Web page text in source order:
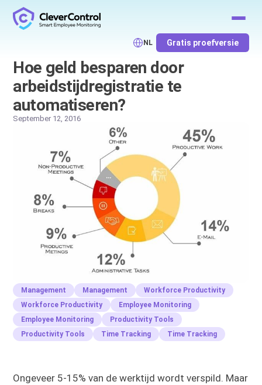
NL Gratis proefversie
Hoe geld besparen door
arbeidstijdregistratie te
automatiseren?
September 12, 2016
Management Management
Workforce Productivity
Workforce Productivity
Employee Monitoring
Employee Monitoring
Productivity Tools
Productivity Tools
Time Tracking Time Tracking
Ongeveer 5-15% van de werktijd wordt verspild. Maar